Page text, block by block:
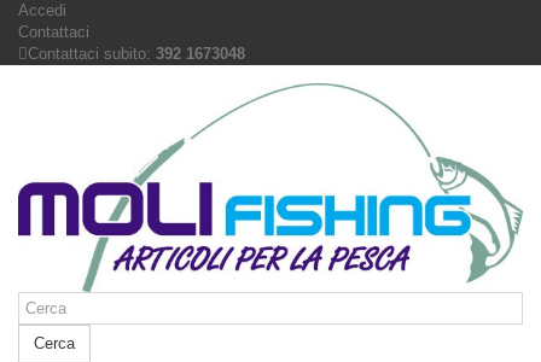
Accedi
Contattaci
Contattaci subito: 392 1673048
Cerca